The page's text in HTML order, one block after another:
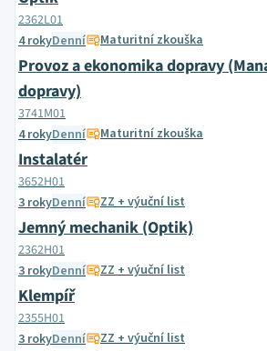
2362L01
4 rokyDenní Maturitní zkouška
Provoz a ekonomika dopravy
dopravy)
3741M01
4 rokyDenní Maturitní zkouška
Instalatér
3652H01
3 rokyDenní ZZ + výuční list
Jemný mechanik (Optik)
2362H01
3 rokyDenní ZZ + výuční list
Klempíř
2355H01
3 rokyDenní ZZ + výuční list